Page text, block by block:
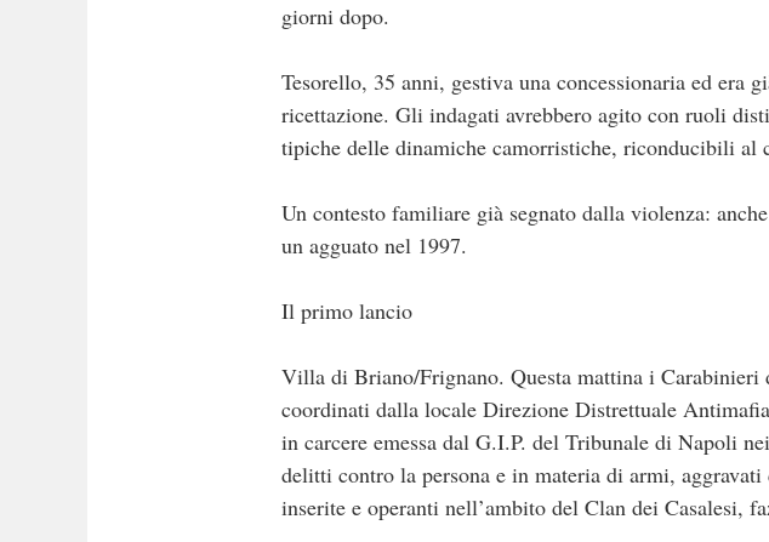
giorni dopo.
Tesorello, 35 anni, gestiva una concessionaria ed era
ricettazione. Gli indagati avrebbero agito con ruoli
tipiche delle dinamiche camorristiche, riconducibili al
Un contesto familiare già segnato dalla violenza:
un agguato nel 1997.
Il primo lancio
Villa di Briano/Frignano. Questa mattina i Carabinieri
coordinati dalla locale Direzione Distrettuale
in carcere emessa dal G.I.P. del Tribunale di Napoli
delitti contro la persona e in materia di armi,
inserite e operanti nell’ambito del Clan dei Casalesi,